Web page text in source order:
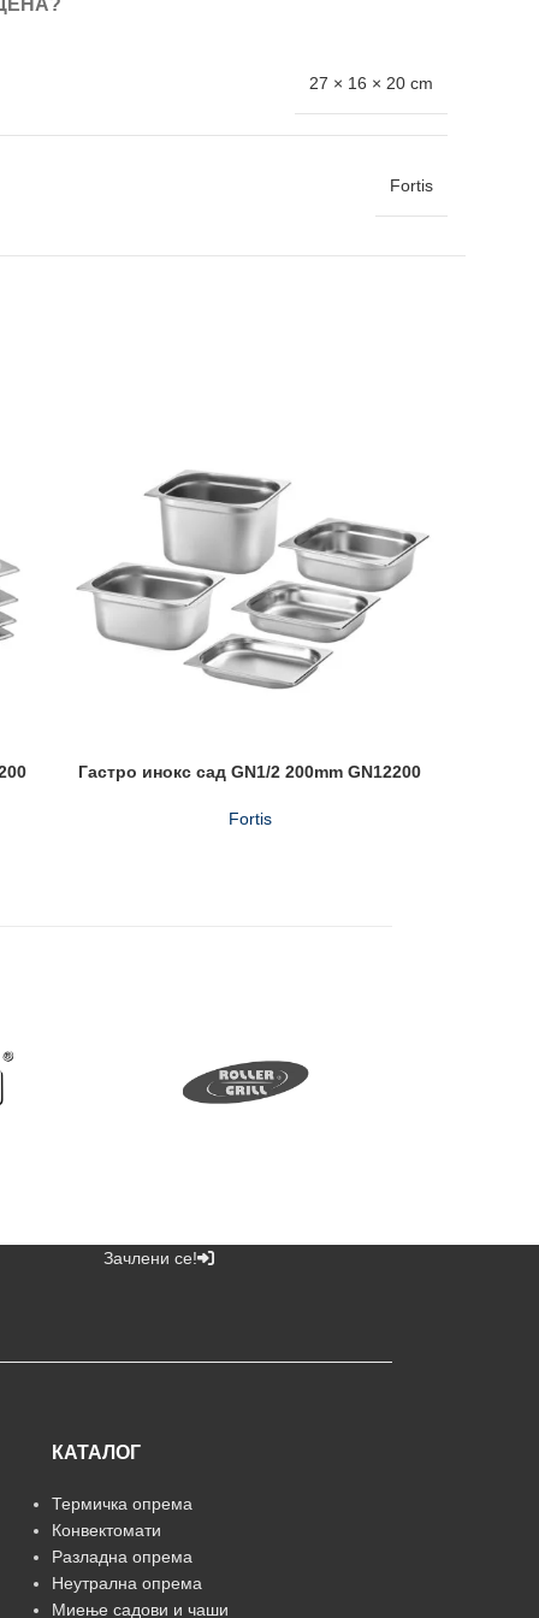
27 × 16 × 20 cm
Fortis
Гастро инокс сад GN1/2 200mm GN12200
Fortis
Зачлени се!
КАТАЛОГ
Термичка опрема
Конвектомати
Разладна опрема
Неутрална опрема
Миење садови и чаши